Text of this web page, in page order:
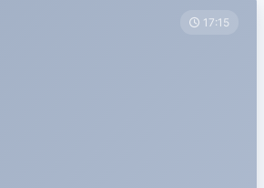
17:15